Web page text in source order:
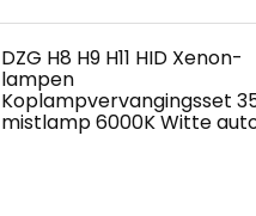
DZG H8 H9 H11 HID Xenon-
lampen
Koplampvervangingsset
mistlamp 6000K Witte